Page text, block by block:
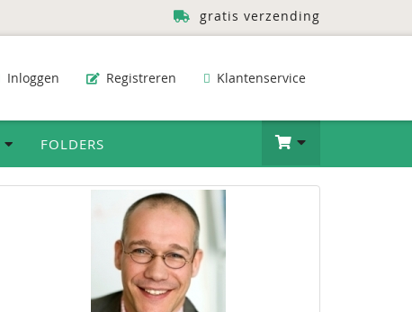
gratis verzending
Inloggen Registreren Klantenservice
FOLDERS